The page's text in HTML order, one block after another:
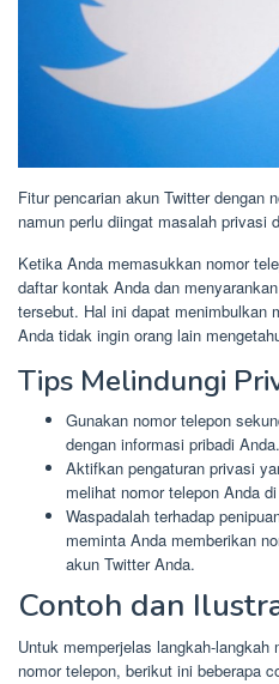
Fitur pencarian akun Twitter dengan
namun perlu diingat masalah privasi
Ketika Anda memasukkan nomor
daftar kontak Anda dan
tersebut. Hal ini dapat menimbulkan
Anda tidak ingin orang lain
Tips Melindungi
Gunakan nomor telepon
dengan informasi pribadi Anda.
Aktifkan pengaturan privasi
melihat nomor telepon Anda
Waspadalah terhadap
meminta Anda memberikan
akun Twitter Anda.
Contoh dan
Untuk memperjelas langkah-langkah
nomor telepon, berikut ini beberapa